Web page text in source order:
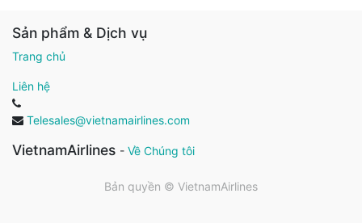
Sản phẩm & Dịch vụ
Trang chủ
Liên hệ
Telesales@vietnamairlines.com
VietnamAirlines - Về Chúng tôi
Bản quyền © VietnamAirlines